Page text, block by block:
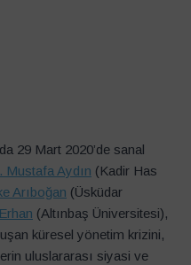
29 Mart 2020’de sanal
Mustafa Aydın (Kadir Has
Arıboğan (Üsküdar
(Altınbaş Üniversitesi),
küresel yönetim krizini,
uluslararası siyasi ve